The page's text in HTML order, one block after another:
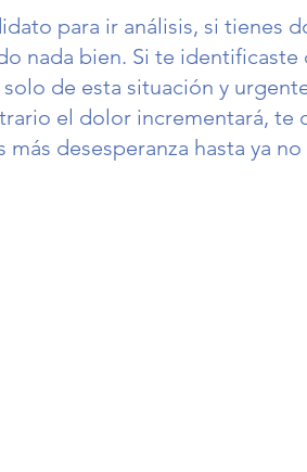
para ir análisis, si tienes
nada bien. Si te identificaste
de esta situación y
el dolor incrementará, te
desesperanza hasta ya